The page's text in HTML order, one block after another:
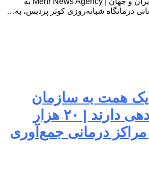
درمانگاه شبانه‌روزی کوثر پردیس، به…
یک همت به سازمان
انتقال خون بدهی دارند | ۲۰ هزار
درمانی جمع‌آوری